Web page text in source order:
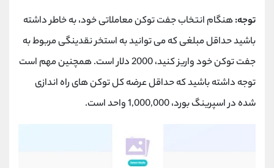
توجه:هنگام انتخاب جفت توکن معاملاتی خود، به خاطر داشته
باشید حداقل مبلغی که می توانید به استخر نقدینگی مربوط به
جفت توکن خود واریز کنید، 2000 دلار است. همچنین مهم است
توجه داشته باشید که حداقل عرضه کل توکن های راه اندازی
شده در اسپرینگ بورد، 1,000,000 واحد است.